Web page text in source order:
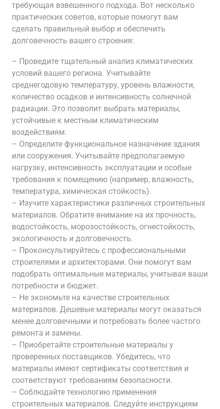
требующая взвешенного подхода. Вот несколько
практических советов, которые помогут вам
сделать правильный выбор и обеспечить
долговечность вашего строения:
– Проведите тщательный анализ климатических
условий вашего региона. Учитывайте
среднегодовую температуру, уровень влажности,
количество осадков и интенсивность солнечной
радиации. Это позволит выбрать материалы,
устойчивые к местным климатическим
воздействиям.
– Определите функциональное назначение здания
или сооружения. Учитывайте предполагаемую
нагрузку, интенсивность эксплуатации и особые
требования к помещению (например, влажность,
температура, химическая стойкость).
– Изучите характеристики различных строительных
материалов. Обратите внимание на их прочность,
водостойкость, морозостойкость, огнестойкость,
экологичность и долговечность.
– Проконсультируйтесь с профессиональными
строителями и архитекторами. Они помогут вам
подобрать оптимальные материалы, учитывая ваши
потребности и бюджет.
– Не экономьте на качестве строительных
материалов. Дешевые материалы могут оказаться
менее долговечными и потребовать более частого
ремонта и замены.
– Приобретайте строительные материалы у
проверенных поставщиков. Убедитесь, что
материалы имеют сертификаты соответствия и
соответствуют требованиям безопасности.
– Соблюдайте технологию применения
строительных материалов. Следуйте инструкциям